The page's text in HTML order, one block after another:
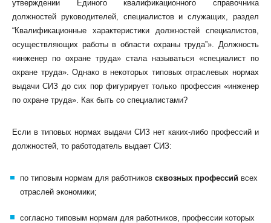
утверждении Единого квалификационного справочника
должностей руководителей, специалистов и служащих, раздел
“Квалификационные характеристики должностей специалистов,
осуществляющих работы в области охраны труда”». Должность
«инженер по охране труда» стала называться «специалист по
охране труда». Однако в некоторых типовых отраслевых нормах
выдачи СИЗ до сих пор фигурирует только профессия «инженер
по охране труда». Как быть со специалистами?
Если в типовых нормах выдачи СИЗ нет каких-либо профессий и
должностей, то работодатель выдает СИЗ:
по типовым нормам для работников сквозных профессий всех
отраслей экономики;
согласно типовым нормам для работников, профессии которых